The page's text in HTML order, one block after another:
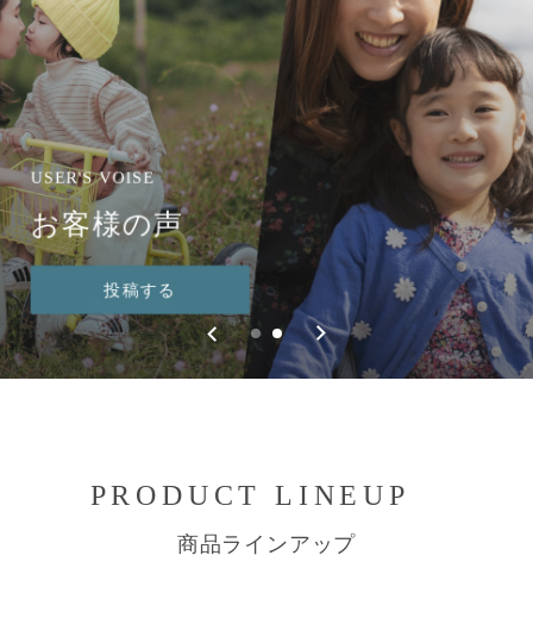
NEW ITEM
サズカルONE
好評発売中
USER'S VOISE
お客様の声
投稿する
PRODUCT LINEUP
商品ラインアップ